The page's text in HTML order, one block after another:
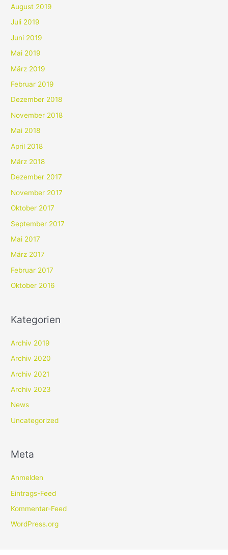
August 2019
Juli 2019
Juni 2019
Mai 2019
März 2019
Februar 2019
Dezember 2018
November 2018
Mai 2018
April 2018
März 2018
Dezember 2017
November 2017
Oktober 2017
September 2017
Mai 2017
März 2017
Februar 2017
Oktober 2016
Kategorien
Archiv 2019
Archiv 2020
Archiv 2021
Archiv 2023
News
Uncategorized
Meta
Anmelden
Eintrags-Feed
Kommentar-Feed
WordPress.org